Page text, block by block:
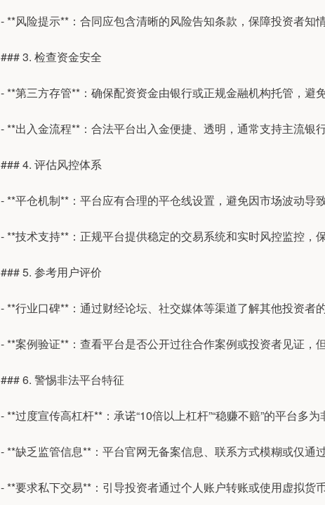
- **风险提示**：合同应包含清晰的风险告知条款，保障投资者知情
### 3. 检查资金安全
- **第三方存管**：确保配资资金由银行或正规金融机构托管，避
- **出入金流程**：合法平台出入金便捷、透明，通常支持主流银
### 4. 评估风控体系
- **平仓机制**：平台应有合理的平仓线设置，避免因市场波动导
- **技术支持**：正规平台提供稳定的交易系统和实时风控监控，
### 5. 参考用户评价
- **行业口碑**：通过财经论坛、社交媒体等渠道了解其他投资者
- **案例验证**：查看平台是否公开过往合作案例或投资者见证，
### 6. 警惕非法平台特征
- **过度宣传高杠杆**：承诺“10倍以上杠杆”“稳赚不赔”的平台多为
- **缺乏监管信息**：平台官网无备案信息、联系方式模糊或仅通
- **要求私下交易**：引导投资者通过个人账户转账或使用虚拟货币